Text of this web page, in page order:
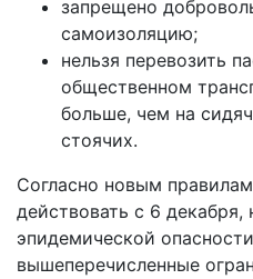
запрещено
самоизоляцию;
нельзя перевозить
общественном
больше, чем на
стоячих.
Согласно новым
действовать с 6
эпидемической
вышеперечисленные